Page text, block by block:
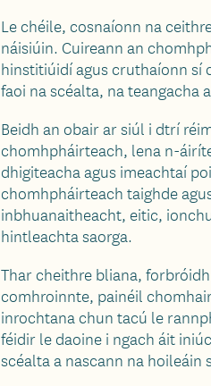
Le chéile, cosnaíonn na
náisiúin. Cuireann an
hinstitiúidí agus cruthaíonn sí
faoi na scéalta, na teangacha
Beidh an obair ar siúl i dtrí
chomhpháirteach, lena n-
dhigiteacha agus imeachtaí
chomhpháirteach taighde
inbhuanaitheacht, eitic,
hintleachta saorga.
Thar cheithre bliana,
comhroinnte, painéil
inrochtana chun tacú le
féidir le daoine i ngach áit
scéalta a nascann na hoileáin